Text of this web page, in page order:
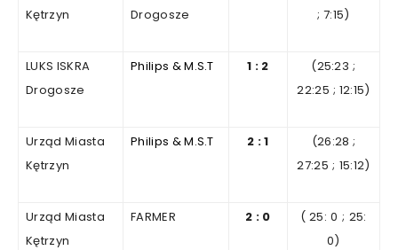
Kętrzyn
Drogosze
; 7:15)
LUKS ISKRA
Drogosze
Philips & M.S.T 1 : 2 (25:23 ;
22:25 ; 12:15)
Urząd Miasta
Kętrzyn
Philips & M.S.T 2 :1 (26:28 ;
27:25 ; 15:12)
Urząd Miasta
Kętrzyn
FARMER 2 : 0 ( 25: 0 ; 25:
0)